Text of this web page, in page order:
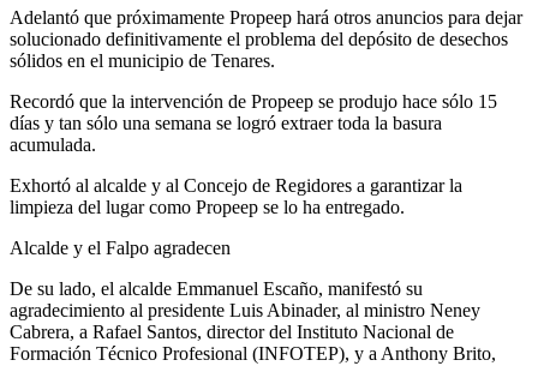
Adelantó que próximamente Propeep hará otros anuncios para dejar
solucionado definitivamente el problema del depósito de desechos
sólidos en el municipio de Tenares.
Recordó que la intervención de Propeep se produjo hace sólo 15
días y tan sólo una semana se logró extraer toda la basura
acumulada.
Exhortó al alcalde y al Concejo de Regidores a garantizar la
limpieza del lugar como Propeep se lo ha entregado.
Alcalde y el Falpo agradecen
De su lado, el alcalde Emmanuel Escaño, manifestó su
agradecimiento al presidente Luis Abinader, al ministro Neney
Cabrera, a Rafael Santos, director del Instituto Nacional de
Formación Técnico Profesional (INFOTEP), y a Anthony Brito,